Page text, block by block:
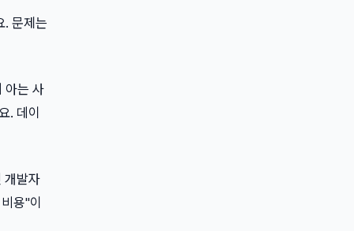
. 문제는
아는 사
. 데이
개발자
용"이